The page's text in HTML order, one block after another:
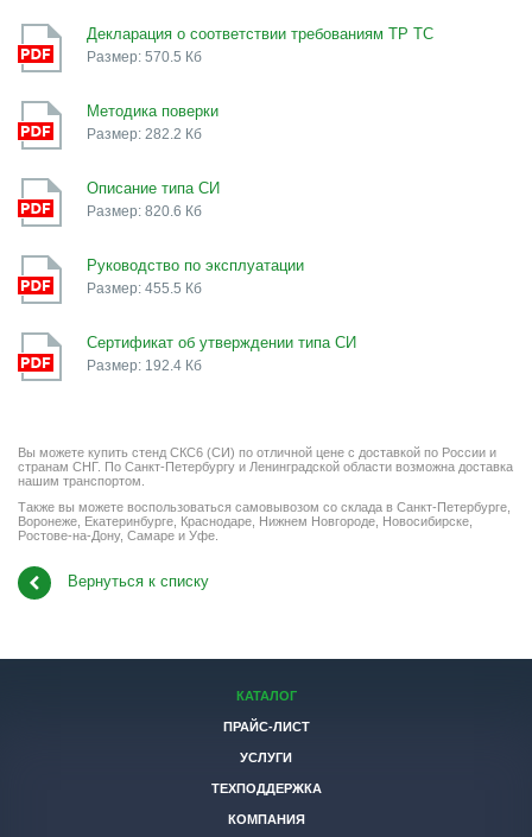
Декларация о соответствии требованиям ТР ТС
Размер: 570.5 Кб
Методика поверки
Размер: 282.2 Кб
Описание типа СИ
Размер: 820.6 Кб
Руководство по эксплуатации
Размер: 455.5 Кб
Сертификат об утверждении типа СИ
Размер: 192.4 Кб
Вы можете купить стенд СКС6 (СИ) по отличной цене с доставкой по России и
странам СНГ. По Санкт-Петербургу и Ленинградской области возможна доставка
нашим транспортом.
Также вы можете воспользоваться самовывозом со склада в Санкт-Петербурге,
Воронеже, Екатеринбурге, Краснодаре, Нижнем Новгороде, Новосибирске,
Ростове-на-Дону, Самаре и Уфе.
Вернуться к списку
КАТАЛОГ
ПРАЙС-ЛИСТ
УСЛУГИ
ТЕХПОДДЕРЖКА
КОМПАНИЯ